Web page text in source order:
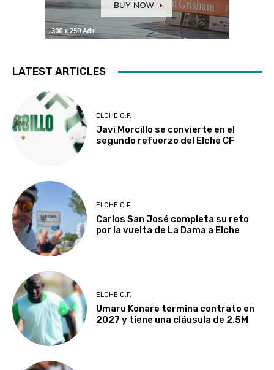
LATEST ARTICLES
ELCHE C.F.
Javi Morcillo se convierte en el
segundo refuerzo del Elche CF
ELCHE C.F.
Carlos San José completa su reto
por la vuelta de La Dama a Elche
ELCHE C.F.
Umaru Konare termina contrato en
2027 y tiene una cláusula de 2.5M